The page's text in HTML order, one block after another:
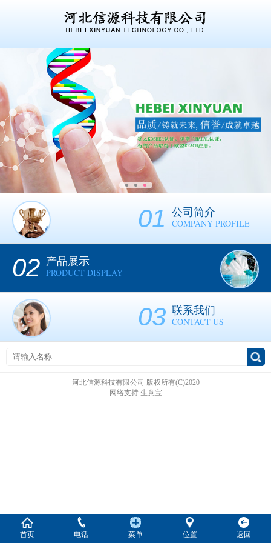
01 公司简介
COMPANY PROFILE
02 产品展示
PRODUCT DISPLAY
03 联系我们
CONTACT US
河北信源科技有限公司 版权所有(C)2020
网络支持生意宝
首页 电话 菜单 位置 返回